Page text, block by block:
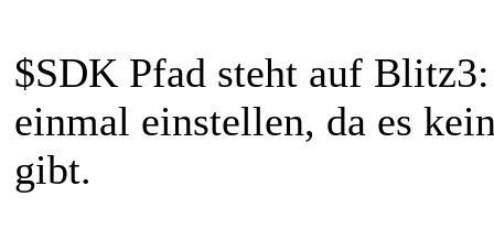
$SDK Pfad steht auf
einmal einstellen, da es
gibt.